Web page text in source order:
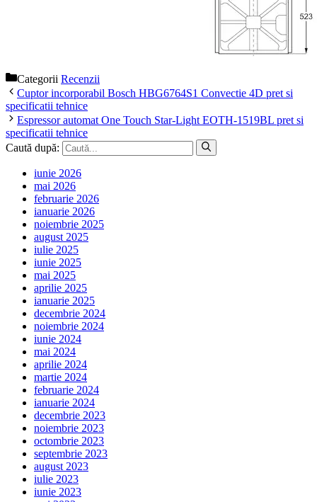
Categorii Recenzii
Cuptor incorporabil Bosch HBG6764S1 Convectie 4D pret si
specificatii tehnice
Espressor automat One Touch Star-Light EOTH-1519BL pret si
specificatii tehnice
Caută după:
iunie 2026
mai 2026
februarie 2026
ianuarie 2026
noiembrie 2025
august 2025
iulie 2025
iunie 2025
mai 2025
aprilie 2025
ianuarie 2025
decembrie 2024
noiembrie 2024
iunie 2024
mai 2024
aprilie 2024
martie 2024
februarie 2024
ianuarie 2024
decembrie 2023
noiembrie 2023
octombrie 2023
septembrie 2023
august 2023
iulie 2023
iunie 2023